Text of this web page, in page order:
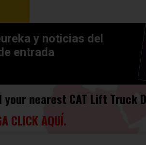
y noticias del
entrada
your nearest CAT Lift Truck
CLICK AQUÍ.